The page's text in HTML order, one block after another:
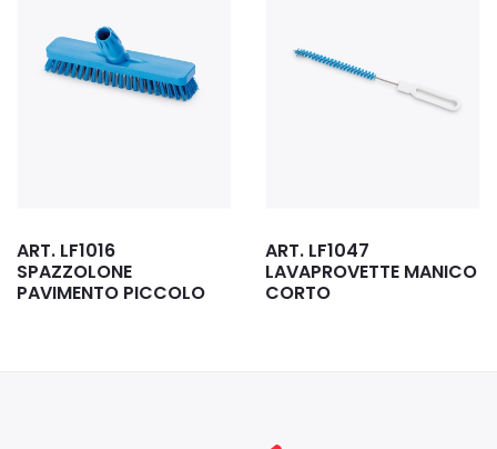
ART. LF1016
SPAZZOLONE
PAVIMENTO PICCOLO
ART. LF1047
LAVAPROVETTE MANICO
CORTO